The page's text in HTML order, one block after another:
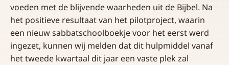
voeden met de blijvende waarheden uit de Bijbel. Na
het positieve resultaat van het pilotproject, waarin
een nieuw sabbatschoolboekje voor het eerst werd
ingezet, kunnen wij melden dat dit hulpmiddel vanaf
het tweede kwartaal dit jaar een vaste plek zal